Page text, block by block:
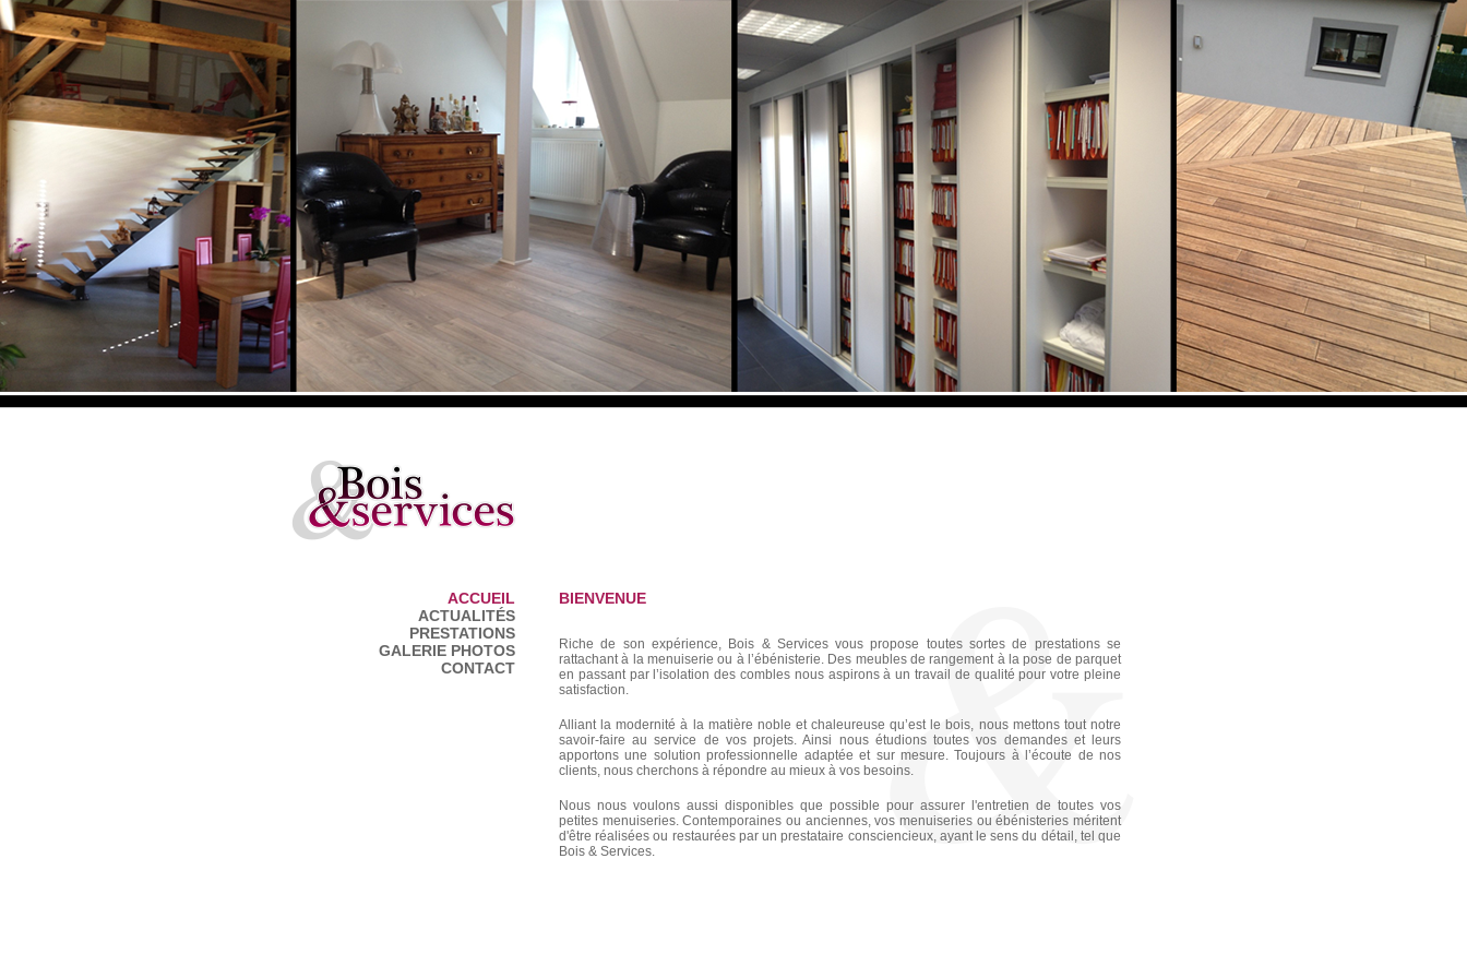
ACCUEIL
ACTUALITÉS
PRESTATIONS
GALERIE PHOTOS
CONTACT
BIENVENUE
Riche de son expérience, Bois & Services vous propose toutes sortes de prestations se
rattachant à la menuiserie ou à l’ébénisterie. Des meubles de rangement à la pose de parquet
en passant par l’isolation des combles nous aspirons à un travail de qualité pour votre pleine
satisfaction.
Alliant la modernité à la matière noble et chaleureuse qu’est le bois, nous mettons tout notre
savoir-faire au service de vos projets. Ainsi nous étudions toutes vos demandes et leurs
apportons une solution professionnelle adaptée et sur mesure. Toujours à l’écoute de nos
clients, nous cherchons à répondre au mieux à vos besoins.
Nous nous voulons aussi disponibles que possible pour assurer l'entretien de toutes vos
petites menuiseries. Contemporaines ou anciennes, vos menuiseries ou ébénisteries méritent
d'être réalisées ou restaurées par un prestataire consciencieux, ayant le sens du détail, tel que
Bois & Services.